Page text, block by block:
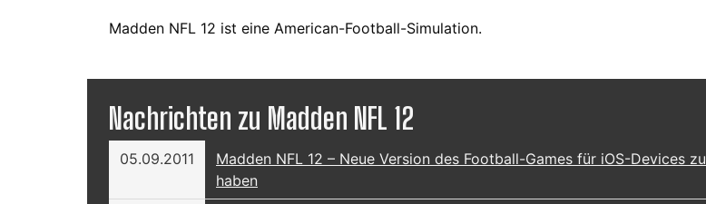
Madden NFL 12 ist eine American-Football-Simulation.
Nachrichten zu Madden NFL 12
05.09.2011
Madden NFL 12 – Neue Version des Football-Games für iOS-Devices zu
haben